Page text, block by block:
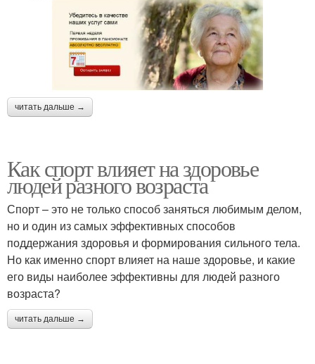
читать дальше →
Как спорт влияет на здоровье
людей разного возраста
Спорт – это не только способ заняться любимым делом,
но и один из самых эффективных способов
поддержания здоровья и формирования сильного тела.
Но как именно спорт влияет на наше здоровье, и какие
его виды наиболее эффективны для людей разного
возраста?
читать дальше →